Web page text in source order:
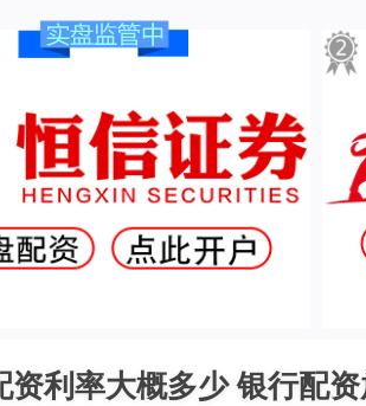
资利率大概多少 银行配